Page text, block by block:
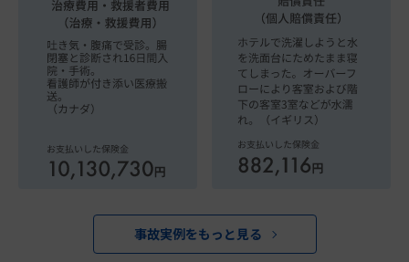
事故実例をもっと見る